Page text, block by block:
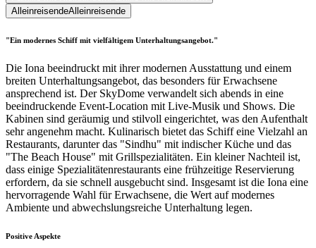
AlleinreisendeAlleinreisende
"Ein modernes Schiff mit vielfältigem Unterhaltungsangebot."
Die Iona beeindruckt mit ihrer modernen Ausstattung und einem
breiten Unterhaltungsangebot, das besonders für Erwachsene
ansprechend ist. Der SkyDome verwandelt sich abends in eine
beeindruckende Event-Location mit Live-Musik und Shows. Die
Kabinen sind geräumig und stilvoll eingerichtet, was den Aufenthalt
sehr angenehm macht. Kulinarisch bietet das Schiff eine Vielzahl an
Restaurants, darunter das "Sindhu" mit indischer Küche und das
"The Beach House" mit Grillspezialitäten. Ein kleiner Nachteil ist,
dass einige Spezialitätenrestaurants eine frühzeitige Reservierung
erfordern, da sie schnell ausgebucht sind. Insgesamt ist die Iona eine
hervorragende Wahl für Erwachsene, die Wert auf modernes
Ambiente und abwechslungsreiche Unterhaltung legen.
Positive Aspekte